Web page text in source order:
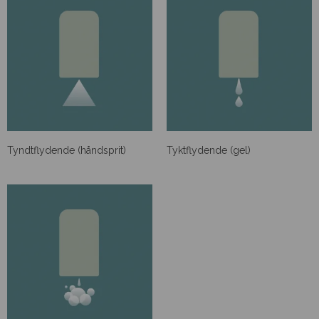
Tyndtflydende (håndsprit) Tyktflydende (gel)